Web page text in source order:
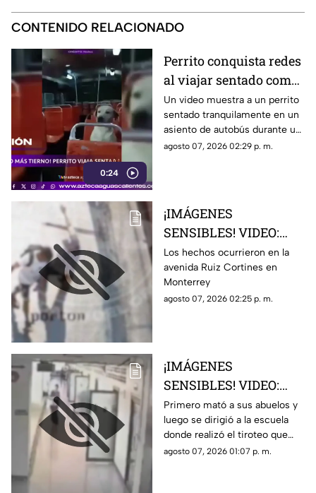
CONTENIDO RELACIONADO
0:24
Perrito conquista redes
al viajar sentado como
un pasajero en un
autobús
Un video muestra a un perrito
sentado tranquilamente en un
asiento de autobús durante un
recorrido. Usuarios destacaron
agosto 07, 2026 02:29 p. m.
¡IMÁGENES
SENSIBLES! VIDEO:
Adulto mayor muere
atropellado por un
tráiler luego de ser
empujado sin motivo
Los hechos ocurrieron en la
avenida Ruiz Cortines en
Monterrey
agosto 07, 2026 02:25 p. m.
¡IMÁGENES
SENSIBLES! VIDEO:
Momento exacto en que
un adolescente de 14
años realiza un tiroteo
masivo en su escuela;
Primero mató a sus abuelos y
luego se dirigió a la escuela
donde realizó el tiroteo que
dejó cinco maestros sin vida y
agosto 07, 2026 01:07 p. m.